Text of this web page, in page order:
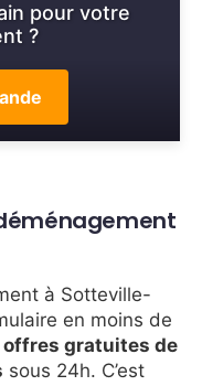
pour votre
?
à Sotteville-
en moins de
offres gratuites de
sous 24h. C’est